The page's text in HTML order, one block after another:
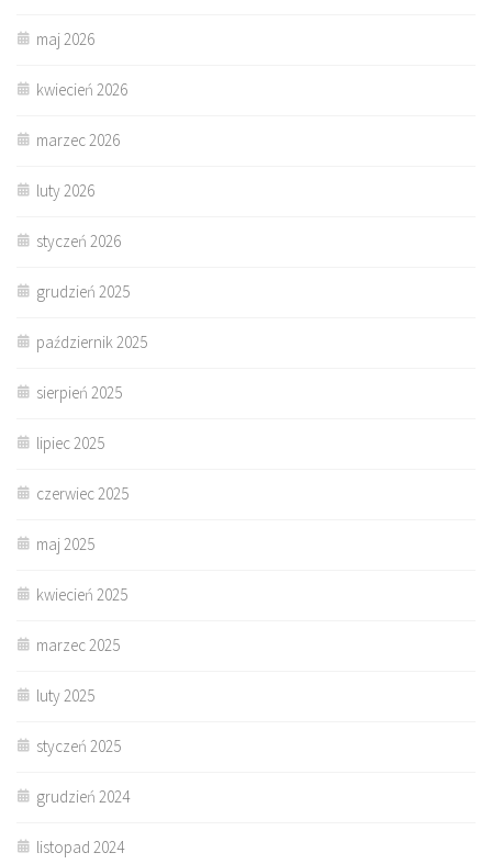
maj 2026
kwiecień 2026
marzec 2026
luty 2026
styczeń 2026
grudzień 2025
październik 2025
sierpień 2025
lipiec 2025
czerwiec 2025
maj 2025
kwiecień 2025
marzec 2025
luty 2025
styczeń 2025
grudzień 2024
listopad 2024